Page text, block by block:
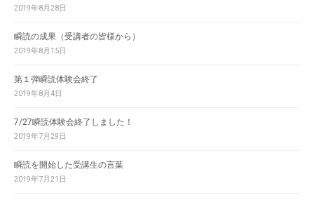
2019年8月28日
瞬読の成果（受講者の皆様から）
2019年8月15日
第１弾瞬読体験会終了
2019年8月4日
7/27瞬読体験会終了しました！
2019年7月29日
瞬読を開始した受講生の言葉
2019年7月21日